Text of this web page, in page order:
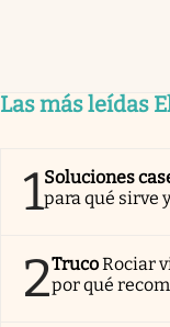
Las más leídas
1Soluciones
para qué sirve
2TrucoRociar
por qué